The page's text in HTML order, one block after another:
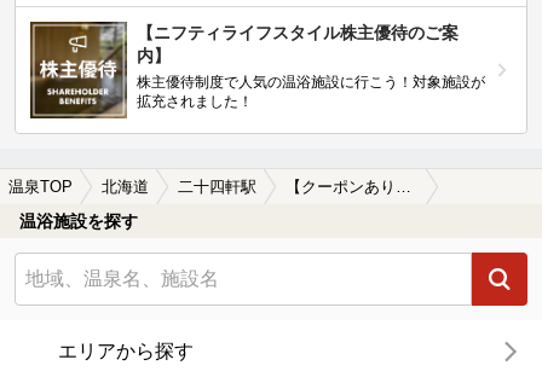
【ニフティライフスタイル株主優待のご案
内】
株主優待制度で人気の温浴施設に行こう！対象施設が
拡充されました！
温泉TOP 北海道 二十四軒駅 【クーポンあり】マッサージ、エステがある二十四軒駅近くの温泉、日帰り温泉、スーパー銭湯おすすめ
温浴施設を探す
エリアから探す